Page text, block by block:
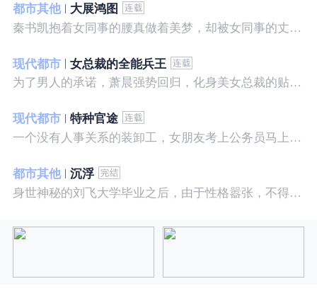
都市其他
大展鸿图
秦书凯抱着女同事的腰真做着美梦，却被女同事的丈夫发现，解释说是正常工作......被打击报复，得到漂亮女邻居的帮助，从此不断高升……
现代都市
女总裁的全能兵王
为了男人的承诺，萧晨强势回归，化身美女总裁的贴身保镖，横扫八方之敌，谱写王者传奇！
现代都市
特种官途
一个没有人事关系的装卸工，女朋友考上公务员马上抛弃了他，却是没有想到他也考上了公务员，奇迹般成为高官……
都市其他
沉浮
身世神秘的刘飞大学毕业之后，由于性格嚣张，不得不一而再再而三的面临着重重危机，受到了来自各方面的全方位打压